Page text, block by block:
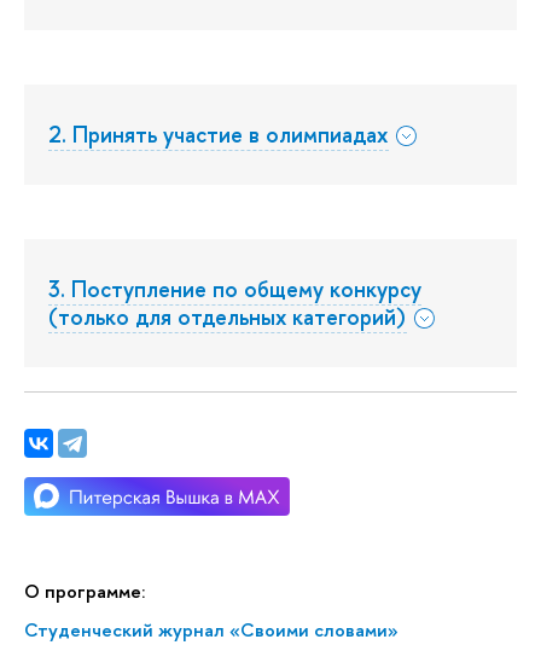
О программе:
Студенческий журнал «Своими словами»
2. Принять участие в олимпиадах
3. Поступление по общему конкурсу
(только для отдельных категорий)